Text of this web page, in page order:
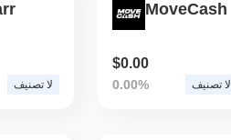
لا تصنيف
MoveCash
$0.00
0.00% لا تصنيف